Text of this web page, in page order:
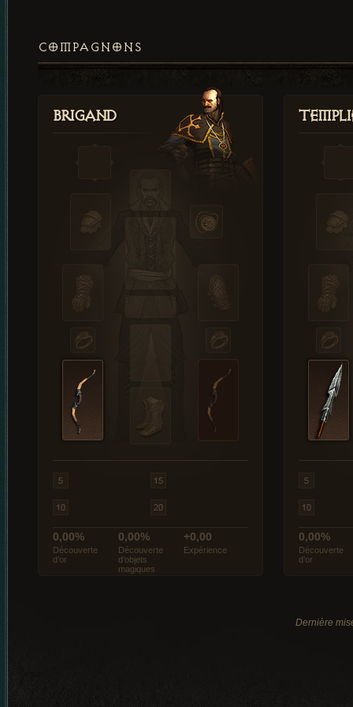
COMPAGNONS
Brigand
0,00%
Découverte
d’or
0,00%
Découverte
d’objets
magiques
+0,00
Expérience
0,00%
Découverte
d’or
Dernière